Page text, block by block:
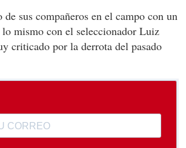
de sus compañeros en el campo con un
mismo con el seleccionador Luiz
criticado por la derrota del pasado